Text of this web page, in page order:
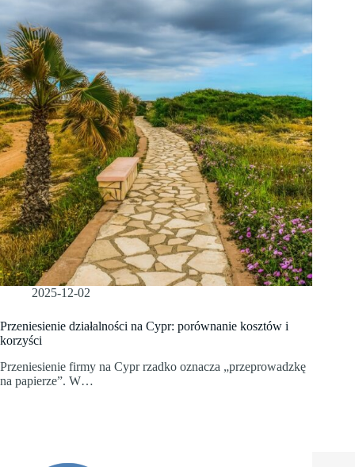
2025-12-02
Przeniesienie działalności na Cypr: porównanie kosztów i
korzyści
Przeniesienie firmy na Cypr rzadko oznacza „przeprowadzkę
na papierze”. W…